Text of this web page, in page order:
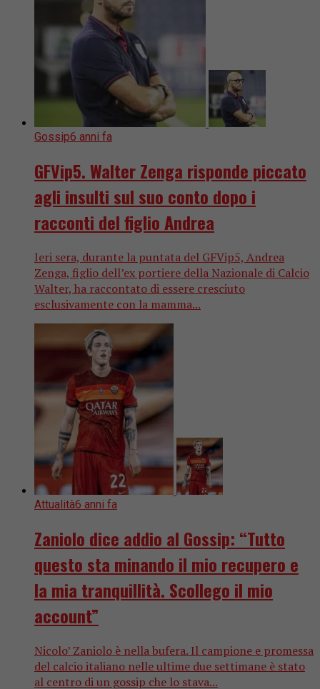
Gossip6 anni fa
GFVip5. Walter Zenga risponde piccato
agli insulti sul suo conto dopo i
racconti del figlio Andrea
Ieri sera, durante la puntata del GFVip5, Andrea
Zenga, figlio dell’ex portiere della Nazionale di Calcio
Walter, ha raccontato di essere cresciuto
esclusivamente con la mamma...
Attualità6 anni fa
Zaniolo dice addio al Gossip: “Tutto
questo sta minando il mio recupero e
la mia tranquillità. Scollego il mio
account”
Nicolo’ Zaniolo è nella bufera. Il campione e promessa
del calcio italiano nelle ultime due settimane è stato
al centro di un gossip che lo stava...